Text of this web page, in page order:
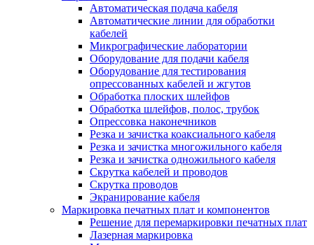
Автоматическая подача кабеля
Автоматические линии для обработки
кабелей
Микрографические лаборатории
Оборудование для подачи кабеля
Оборудование для тестирования
опрессованных кабелей и жгутов
Обработка плоских шлейфов
Обработка шлейфов, полос, трубок
Опрессовка наконечников
Резка и зачистка коаксиального кабеля
Резка и зачистка многожильного кабеля
Резка и зачистка одножильного кабеля
Скрутка кабелей и проводов
Скрутка проводов
Экранирование кабеля
Маркировка печатных плат и компонентов
Решение для перемаркировки печатных плат
Лазерная маркировка